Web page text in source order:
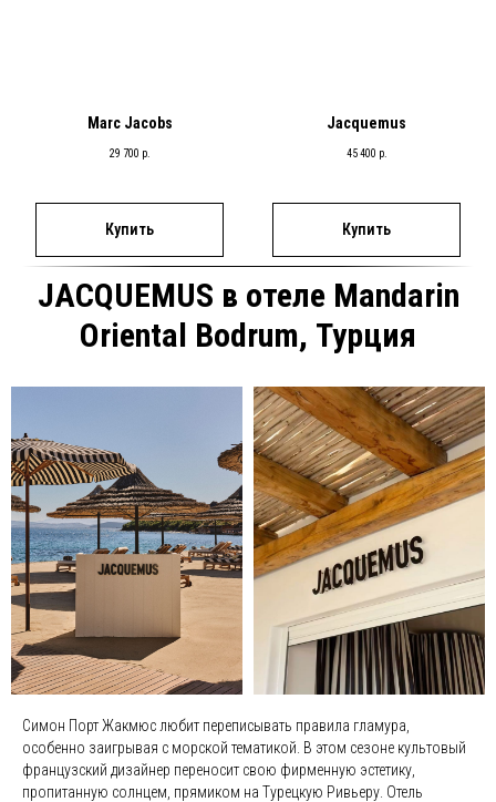
Marc Jacobs
29 700 р.
Купить
Jacquemus
45 400 р.
Купить
JACQUEMUS в отеле Mandarin
Oriental Bodrum, Турция
Симон Порт Жакмюс любит переписывать правила гламура,
особенно заигрывая с морской тематикой. В этом сезоне культовый
французский дизайнер переносит свою фирменную эстетику,
пропитанную солнцем, прямиком на Турецкую Ривьеру. Отель